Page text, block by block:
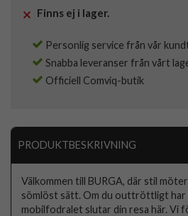
Finns ej i lager.
Personlig service från vår
Snabba leveranser från vårt
Officiell Comviq-butik
PRODUKTBESKRIVNING
Välkommen till BURGA, där stil
sömlöst sätt. Om du outtröttligt
mobilfodralet slutar din resa här. Vi